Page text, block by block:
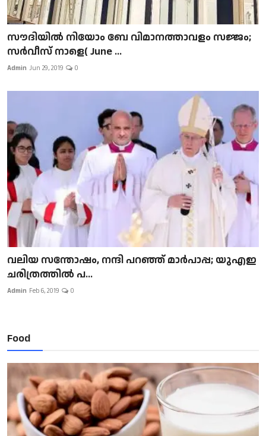
സൗദിയിൽ നിയോം ബേ വിമാനത്താവളം സജ്ജം;
സർവീസ് നാളെ( June ...
Admin Jun 29, 2019 0
വലിയ സന്തോഷം, നന്ദി പറഞ്ഞ് മാർപാപ്പ; യുഎഇ
ചരിത്രത്തിൽ പ...
Admin Feb 6, 2019 0
Food